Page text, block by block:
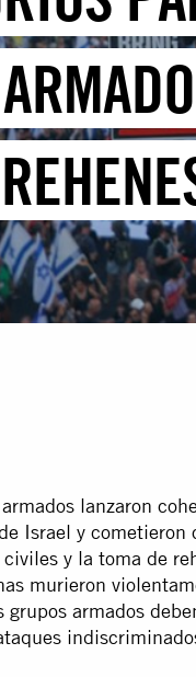
lanzaron
Israel y cometieron
y la toma de
murieron
armados